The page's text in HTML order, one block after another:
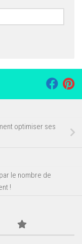
optimiser ses
le nombre de
!